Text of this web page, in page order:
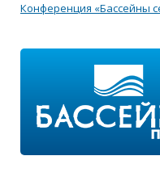
Конференция «Бассейны